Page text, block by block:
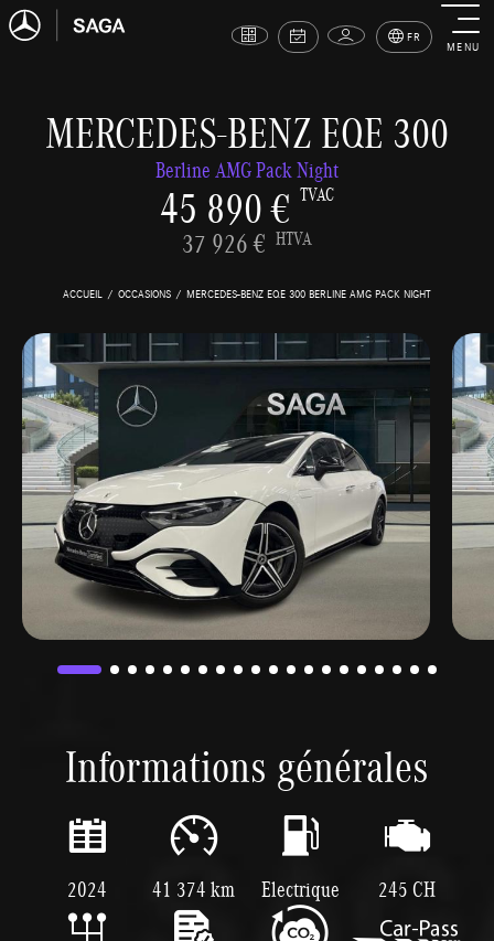
FR
MENU
MERCEDES-BENZ EQE 300
Berline AMG Pack Night
45 890 € TVAC
37 926 € HTVA
ACCUEIL OCCASIONS MERCEDES-BENZ EQE 300 BERLINE AMG PACK NIGHT
Informations générales
2024 41 374 km Electrique 245 CH